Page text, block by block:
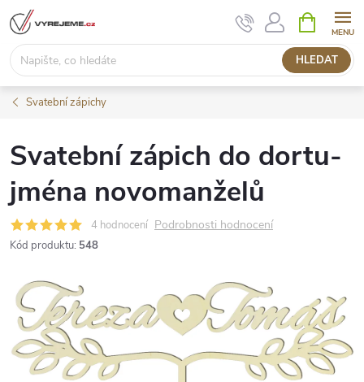
Přejít
na
obsah
HLEDAT
NÁKUPNÍ
KOŠÍK
Svatební zápichy
Svatební zápich do dortu-
jména novomanželů
4 hodnocení Podrobnosti hodnocení
Kód produktu: 548